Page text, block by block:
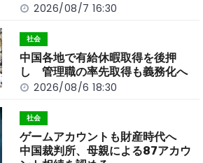
2026/08/7 16:30
社会
中国各地で有給休暇取得を後押
し 管理職の率先取得も義務化へ
2026/08/6 18:30
社会
ゲームアカウントも財産時代へ
中国裁判所、母親による87アカウ